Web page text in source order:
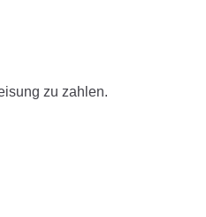
zu zahlen.